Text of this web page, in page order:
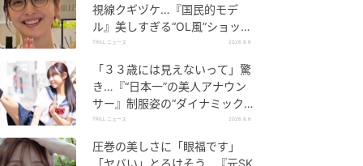
視線クギヅケ…『国民的モデ
ル』美しすぎる“OL風”ショット
に「最高にいい」
TRILL ニュース 2026.8.6
「３３歳には見えないって」驚
き…『“日本一”の美人アナウン
サー』制服姿の“ダイナミックキ
ック”に熱視線
TRILL ニュース 2026.8.6
圧巻の美しさに「眼福です」
「ヤバい」とろけそう…『元SK